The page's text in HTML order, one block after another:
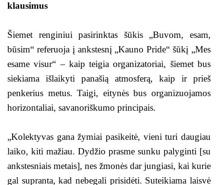
klausimus
Šiemet renginiui pasirinktas šūkis „Buvom, esam,
būsim“ referuoja į ankstesnį „Kauno Pride“ šūkį „Mes
esame visur“ – kaip teigia organizatoriai, šiemet bus
siekiama išlaikyti panašią atmosferą, kaip ir prieš
penkerius metus. Taigi, eitynės bus organizuojamos
horizontaliai, savanoriškumo principais.
„Kolektyvas gana žymiai pasikeitė, vieni turi daugiau
laiko, kiti mažiau. Dydžio prasme sunku palyginti [su
ankstesniais metais], nes žmonės dar jungiasi, kai kurie
gal supranta, kad nebegali prisidėti. Suteikiama laisvė